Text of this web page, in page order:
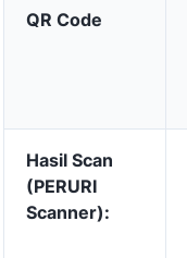
QR Code
Hasil Scan
(PERURI
Scanner):